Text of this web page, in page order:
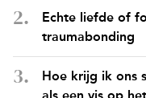
Echte liefde of
traumabonding
Hoe krijg ik ons